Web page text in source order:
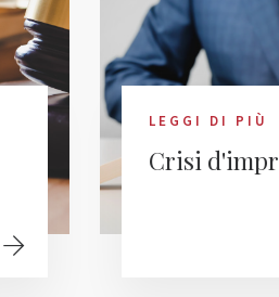
LEGGI DI PIÙ
Crisi